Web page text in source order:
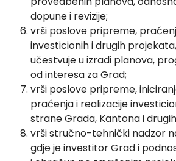
dopune i revizije;
vrši poslove pripreme,
investicionih i drugih
učestvuje u izradi planova,
od interesa za Grad;
vrši poslove pripreme,
praćenja i realizacije
strane Grada, Kantona i
vrši stručno-tehnički nadzor
gdje je investitor Grad i